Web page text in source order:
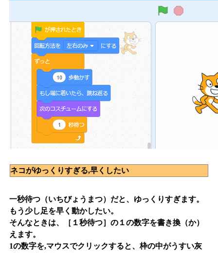
ネコがゆっくりすぎる,早くしたい
一秒待つ（いちびょうまつ）だと、ゆっくりすぎます。
もう少し足を早く動かしたい。
そんなときは、［１秒待つ］の１の数字を書き換（か）
えます。
1の数字を,マウスでクリックすると、枠の中がうすい灰